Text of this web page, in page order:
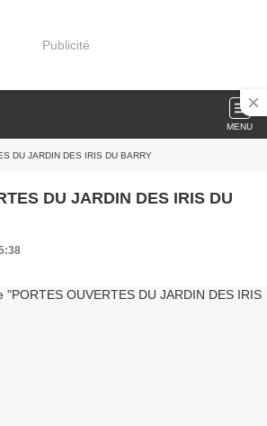
Publicité
MENU
DU JARDIN DES IRIS DU BARRY
DU JARDIN DES IRIS DU